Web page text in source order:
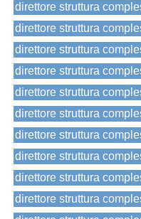
direttore struttura
direttore struttura
direttore struttura
direttore struttura
direttore struttura
direttore struttura
direttore struttura
direttore struttura
direttore struttura
direttore struttura